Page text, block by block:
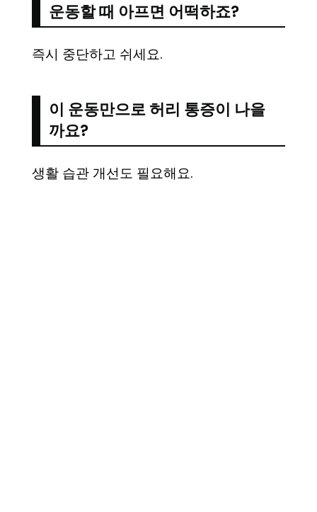
운동할 때 아프면 어떡하죠?
즉시 중단하고 쉬세요.
이 운동만으로 허리 통증이 나을
까요?
생활 습관 개선도 필요해요.